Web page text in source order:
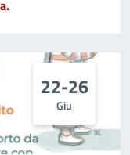
22-26
Giu